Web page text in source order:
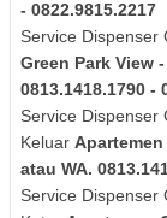
- 0822.9815.2217
Service Dispenser
Green Park View
0813.1418.1790 -
Service Dispenser
Keluar Apartemen
atau WA.
Service Dispenser